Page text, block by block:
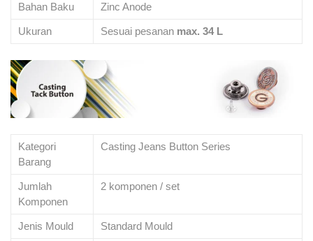
Bahan Baku Zinc Anode
Ukuran Sesuai pesanan max. 34 L
Kategori
Barang
Casting Jeans Button Series
Jumlah
Komponen
2 komponen / set
Jenis Mould Standard Mould